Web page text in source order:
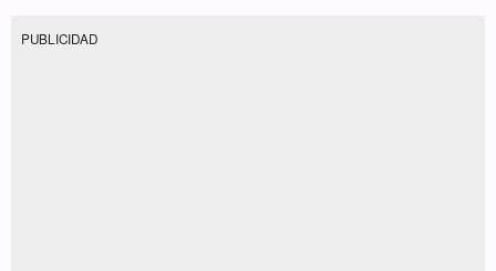
PUBLICIDAD